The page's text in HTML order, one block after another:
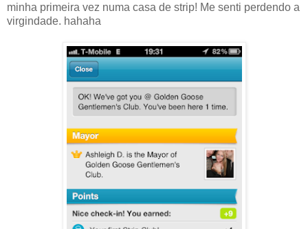
minha primeira vez numa casa de strip! Me senti perdendo a
virgindade. hahaha